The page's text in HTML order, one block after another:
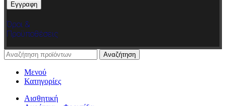
Όροι &
Προϋποθέσεις
Αναζήτηση
Μενού
Κατηγορίες
Αισθητική